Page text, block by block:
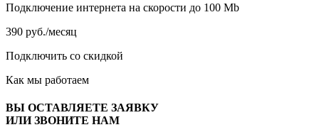
Подключение интернета на скорости до 100 Mb
390 руб./месяц
Подключить со скидкой
Как мы работаем
ВЫ ОСТАВЛЯЕТЕ ЗАЯВКУ
ИЛИ ЗВОНИТЕ НАМ